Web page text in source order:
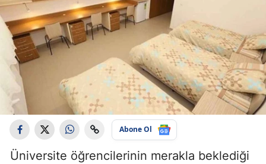
Abone Ol
Üniversite öğrencilerinin merakla beklediği